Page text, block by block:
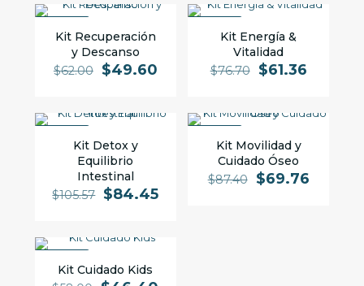
Kit Recuperación
y Descanso
$62.00 $49.60
Kit Energía &
Vitalidad
$76.70 $61.36
Kit Detox y
Equilibrio
Intestinal
$105.57 $84.45
Kit Movilidad y
Cuidado Óseo
$87.40 $69.76
Kit Cuidado Kids